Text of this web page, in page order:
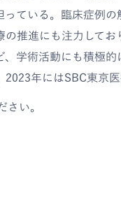
っている。臨床症例
の推進にも注力して
、学術活動にも積極
2023年にはSBC東京
さい。